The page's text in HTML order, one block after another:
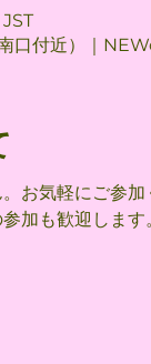
口付近）｜
お気軽にご参加
加も歓迎します。